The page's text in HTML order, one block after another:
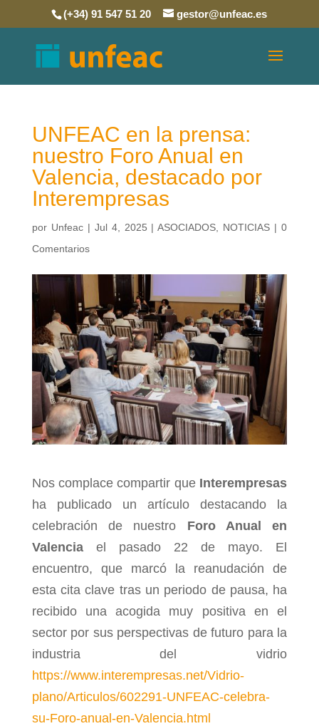
(+34) 91 547 51 20 gestor@unfeac.es
UNFEAC en la prensa:
nuestro Foro Anual en
Valencia, destacado por
Interempresas
por Unfeac| Jul 4, 2025 |ASOCIADOS NOTICIAS |0
Comentarios
Nos complace compartir que Interempresas
ha publicado un artículo destacando la
celebración de nuestro Foro Anual en
Valenciael pasado 22 de mayo. El
encuentro, que marcó la reanudación de
esta cita clave tras un periodo de pausa, ha
recibido una acogida muy positiva en el
sector por sus perspectivas de futuro para la
industria del vidrio
https://www.interempresas.net/Vidrio-
plano/Articulos/602291-UNFEAC-celebra-
su-Foro-anual-en-Valencia.html